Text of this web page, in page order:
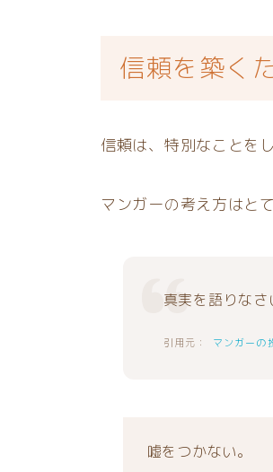
信頼を築く
信頼は、特別なことを
マンガーの考え方はと
真実を語りな
マンガーの
嘘をつかない。